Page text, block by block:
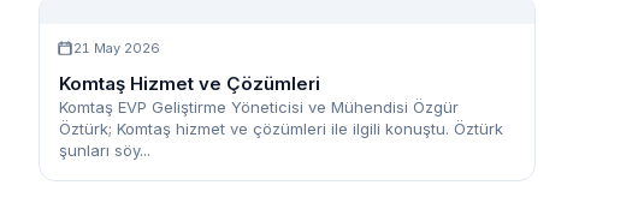
21 May 2026
Komtaş Hizmet ve Çözümleri
Komtaş EVP Geliştirme Yöneticisi ve Mühendisi Özgür
Öztürk; Komtaş hizmet ve çözümleri ile ilgili konuştu. Öztürk
şunları söy...